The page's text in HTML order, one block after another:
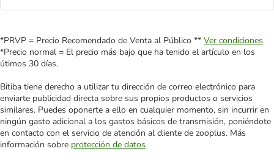
*PRVP = Precio Recomendado de Venta al Público ** Ver condiciones
*Precio normal = El precio más bajo que ha tenido el artículo en los
útimos 30 días.
Bitiba tiene derecho a utilizar tu dirección de correo electrónico para
enviarte publicidad directa sobre sus propios productos o servicios
similares. Puedes oponerte a ello en cualquier momento, sin incurrir en
ningún gasto adicional a los gastos básicos de transmisión, poniéndote
en contacto con el servicio de atención al cliente de zooplus. Más
información sobre protección de datos